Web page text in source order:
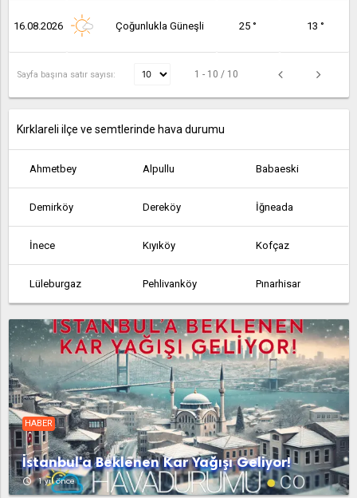
16.08.2026 Çoğunlukla Güneşli 25 ° 13 °
Sayfa başına satır sayısı: 1 - 10 / 10
Kırklareli ilçe ve semtlerinde hava durumu
Ahmetbey Alpullu Babaeski
Demirköy Dereköy İğneada
İnece Kıyıköy Kofçaz
Lüleburgaz Pehlivanköy Pınarhisar
Üsküp Vize
HABER
İstanbul'a Beklenen Kar Yağışı Geliyor!
access_time 1 yıl önce